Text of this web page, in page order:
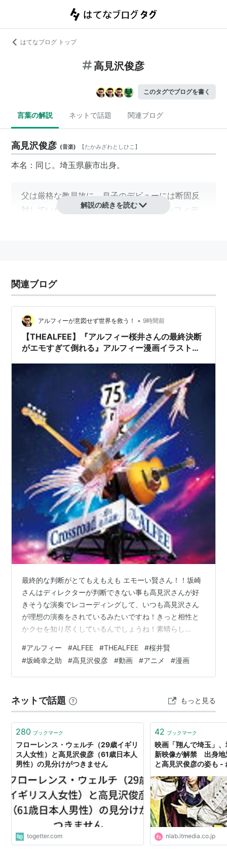
はてなブログ トップ
高見沢俊彦
このタグでブログを書く
言葉の解説 ネットで話題 関連ブログ
高見沢俊彦 (音楽) 【たかみざわとしひこ 】
本名：同じ。埼玉県蕨市出身。
父は厳格な教員故に、息子のデビューには断固反
対していた。…が、ジ・アルフィー
（コンフィデ
THE ALFEE
当。制作・プロデュース面でTHE ALFEEのナビゲ
ーター的役割を担っている。一方では、他アーテ
ィストへの楽曲提供、映画・ドラマ・舞台の音楽
監督などでも活躍している。
ゲーム音楽ではセガサターンのアルカナストライ
クス音楽担当として楽曲提供している。
変形ギターのコレクターとして有名で、その数多
数（例：ESPのANGEL Guitar）。彼しか持ってい
ない一品はマシンガンギター。見た目の派手さで
も有名だが、趣味はバスケットボールという意外
な一面も。Macユーザー。最近はテレビ、ラジオ
等でも大活躍中。つい最近は、数取團にも堂本兄
弟チームで出演し、ギターを披露した。
お笑い番組では、「笑う犬の発見」のコーナー
で、ホリケンサイズ２を作曲。お兄やん＆お姉や
ん＆たかみーとしてCD製作に参加している。
現在、
TBSラジオの高見沢俊彦のロックばん
ーソナリティーとしても活躍中。
LOVELOVEあいしてるでは、中川翔子のために、
ファイナルファンタジーVIIの敵役・セフィロスの
コスプレで登場し、ファイガをお見舞いして彼女
を悶絶（？）させた。
解説の続きを読む
関連ブログ
アルフィーが意図せず世界を救う！ • 9時間前
【THEALFEE】『アルフィー桜井さんの最終決断
がエモすぎて倒れる』アルフィー漫画イラストマ
最終的な判断がとてもえもえも エモーい賢さん！！坂崎
さんはディレクターが判断できない事も高見沢さんが好
きそうな演奏でレコーディングして、いつも高見沢さん
が理想の演奏をされているみたいですね！きっと相性と
かクセを知り尽くしているんでしょうね！素晴らし
DVD) [ THE ALFEE ]価格：2,105円（税込、送料無料)
(2026/8/6時点) まさる動物園といういかれた漫画を描い
ていましたｗ何この漫画ｗｗｗ 【ふるさと納税】令和8
まもと黒毛和牛100% ハンバーグ…
#アルフィー #ALFEE #THEALFEE #桜井賢
#坂崎幸之助 #高見沢俊彦 #動画 #アニメ #漫画
ネットで話題 もっと見る
280 ブックマーク
フローレンス・ウェルチ（29歳イギリ
ス人女性）と高見沢俊彦（61歳日本人
男性）の見分けがつきません
togetter.com
42 ブックマーク
映画「翔んで埼玉」
新映像が解禁 出身地
と高見沢俊彦の姿も -
nlab.itmedia.co.jp